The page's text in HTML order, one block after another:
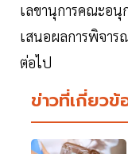
เลขานุการคณะอนุ
เสนอผลการพิจา
ต่อไป
ข่าวที่เกี่ยวข้